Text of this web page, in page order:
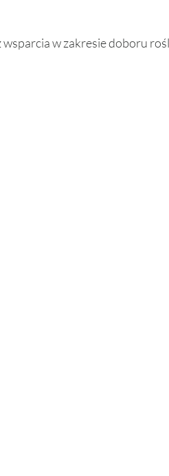
wsparcia w zakresie doboru